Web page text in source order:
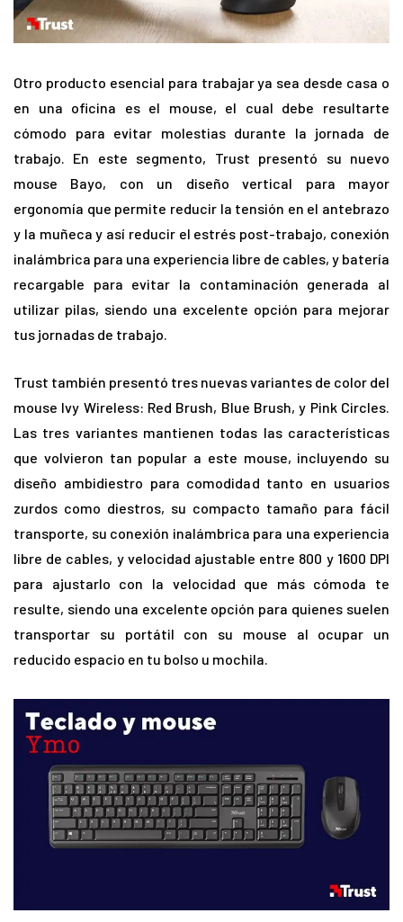
Otro producto esencial para trabajar ya sea desde casa o
en una oficina es el mouse, el cual debe resultarte
cómodo para evitar molestias durante la jornada de
trabajo. En este segmento, Trust presentó su nuevo
mouse Bayo, con un diseño vertical para mayor
ergonomía que permite reducir la tensión en el antebrazo
y la muñeca y así reducir el estrés post-trabajo, conexión
inalámbrica para una experiencia libre de cables, y batería
recargable para evitar la contaminación generada al
utilizar pilas, siendo una excelente opción para mejorar
tus jornadas de trabajo.
Trust también presentó tres nuevas variantes de color del
mouse Ivy Wireless: Red Brush, Blue Brush, y Pink Circles.
Las tres variantes mantienen todas las características
que volvieron tan popular a este mouse, incluyendo su
diseño ambidiestro para comodidad tanto en usuarios
zurdos como diestros, su compacto tamaño para fácil
transporte, su conexión inalámbrica para una experiencia
libre de cables, y velocidad ajustable entre 800 y 1600 DPI
para ajustarlo con la velocidad que más cómoda te
resulte, siendo una excelente opción para quienes suelen
transportar su portátil con su mouse al ocupar un
reducido espacio en tu bolso u mochila.